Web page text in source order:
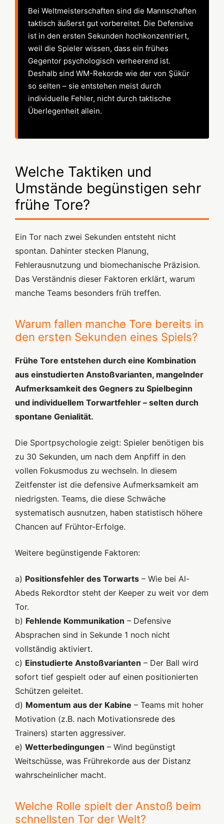
Bei Weltmeisterschaften sind die Mannschaften
taktisch äußerst gut vorbereitet. Die Defensive
ist in den ersten Sekunden hochkonzentriert,
weil die Spieler wissen, dass ein frühes
Gegentor psychologisch verheerend ist.
Deshalb sind WM-Rekorde wie der von Şükür
so selten – sie entstehen meist durch
individuelle Fehler, nicht durch taktische
Überlegenheit allein.
Welche Taktiken und
Umstände begünstigen sehr
frühe Tore?
Ein Tor nach zwei Sekunden entsteht nicht
spontan. Dahinter stecken Planung,
Fehlerausnutzung und biomechanische Präzision.
Das Verständnis dieser Faktoren erklärt, warum
manche Teams besonders früh treffen.
Warum fallen manche Tore bereits in
den ersten Sekunden eines Spiels?
Frühe Tore entstehen durch eine Kombination
aus einstudierten Anstoßvarianten, mangelnder
Aufmerksamkeit des Gegners zu Spielbeginn
und individuellem Torwartfehler – selten durch
spontane Genialität.
Die Sportpsychologie zeigt: Spieler benötigen bis
zu 30 Sekunden, um nach dem Anpfiff in den
vollen Fokusmodus zu wechseln. In diesem
Zeitfenster ist die defensive Aufmerksamkeit am
niedrigsten. Teams, die diese Schwäche
systematisch ausnutzen, haben statistisch höhere
Chancen auf Frühtor-Erfolge.
Weitere begünstigende Faktoren:
a) Positionsfehler des Torwarts – Wie bei Al-
Abeds Rekordtor steht der Keeper zu weit vor dem
Tor.
b) Fehlende Kommunikation – Defensive
Absprachen sind in Sekunde 1 noch nicht
vollständig aktiviert.
c) Einstudierte Anstoßvarianten – Der Ball wird
sofort tief gespielt oder auf einen positionierten
Schützen geleitet.
d) Momentum aus der Kabine – Teams mit hoher
Motivation (z.B. nach Motivationsrede des
Trainers) starten aggressiver.
e) Wetterbedingungen – Wind begünstigt
Weitschüsse, was Frührekorde aus der Distanz
wahrscheinlicher macht.
Welche Rolle spielt der Anstoß beim
schnellsten Tor der Welt?